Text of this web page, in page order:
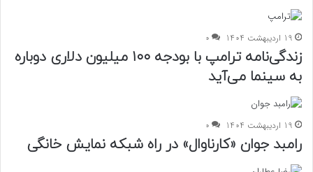
19 اردیبهشت 1404 0
زندگی‌نامه ترامپ با بودجه ۱۰۰ میلیون دلاری دوباره
به سینما می‌آید
19 اردیبهشت 1404 0
رامبد جوان «کارناوال» در راه شبکه نمایش خانگی